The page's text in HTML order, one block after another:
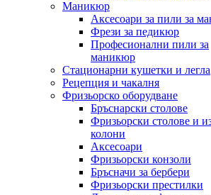
Маникюр
Аксесоари за пили за
Фрези за педикюр
Професионални пили за
маникюр
Стационарни кушетки и легла
Рецепция и чакалня
Фризьорско оборудване
Бръснарски столове
Фризьорски столове и
колони
Аксесоари
Фризьорски конзоли
Бръсначи за бербери
Фризьорски престилки